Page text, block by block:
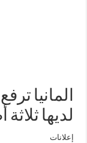
المانيا
لديها
إعلانات